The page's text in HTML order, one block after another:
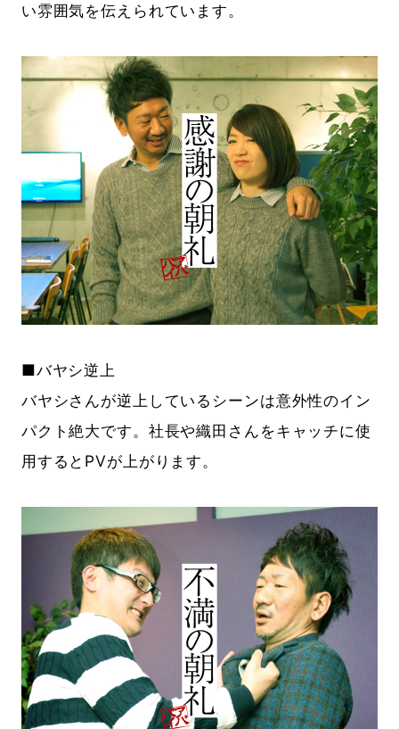
い雰囲気を伝えられています。
■バヤシ逆上
バヤシさんが逆上しているシーンは意外性のイン
パクト絶大です。社長や織田さんをキャッチに使
用するとPVが上がります。